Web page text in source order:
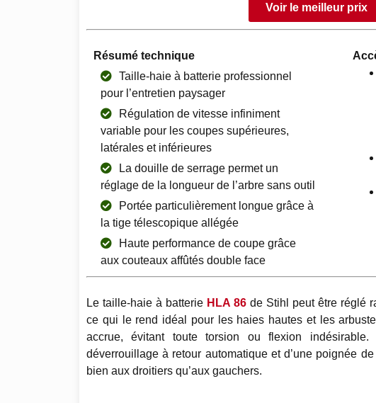
Voir le meilleur prix
Résumé technique
Taille-haie à batterie professionnel
pour l’entretien paysager
Régulation de vitesse infiniment
variable pour les coupes supérieures,
latérales et inférieures
La douille de serrage permet un
réglage de la longueur de l’arbre sans outil
Portée particulièrement longue grâce à
la tige télescopique allégée
Haute performance de coupe grâce
aux couteaux affûtés double face
Le taille-haie à batterie HLA 86 de Stihl peut être réglé
ce qui le rend idéal pour les haies hautes et les
accrue, évitant toute torsion ou flexion
déverrouillage à retour automatique et d’une poignée
bien aux droitiers qu’aux gauchers.